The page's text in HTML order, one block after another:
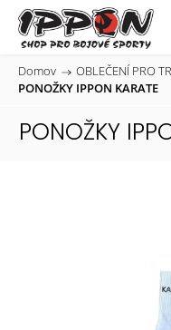
Domov / OBLEČENÍ PRO
PONOŽKY IPPON KARATE
PONOŽKY